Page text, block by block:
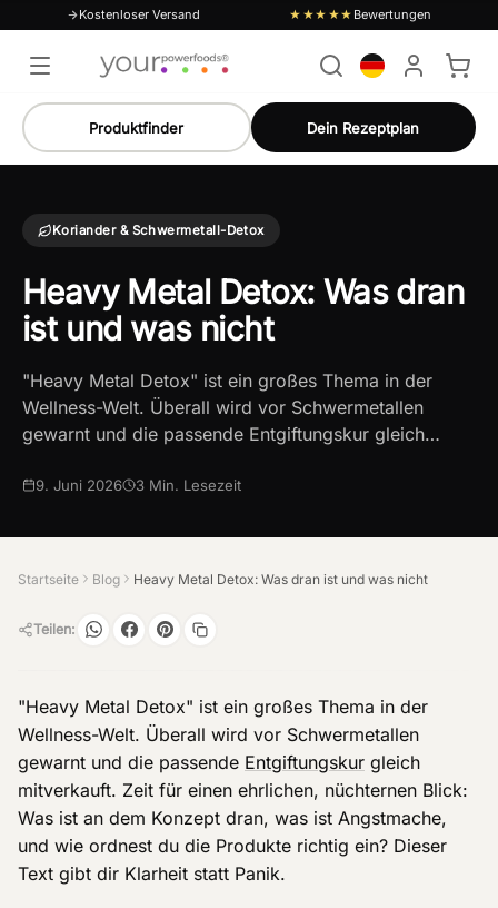
Kostenloser Versand ★★★★★ Bewertungen
Produktfinder Dein Rezeptplan
Koriander & Schwermetall-Detox
Heavy Metal Detox: Was dran
ist und was nicht
"Heavy Metal Detox" ist ein großes Thema in der
Wellness-Welt. Überall wird vor Schwermetallen
gewarnt und die passende Entgiftungskur gleich…
9. Juni 2026 3 Min. Lesezeit
Startseite Blog Heavy Metal Detox: Was dran ist und was nicht
Teilen:
"Heavy Metal Detox" ist ein großes Thema in der
Wellness-Welt. Überall wird vor Schwermetallen
gewarnt und die passende Entgiftungskur gleich
mitverkauft. Zeit für einen ehrlichen, nüchternen Blick:
Was ist an dem Konzept dran, was ist Angstmache,
und wie ordnest du die Produkte richtig ein? Dieser
Text gibt dir Klarheit statt Panik.